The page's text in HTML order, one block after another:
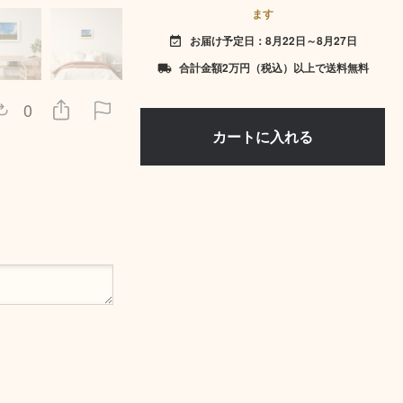
0
ます
event_available お届け予定日：8月22日～8月27日
local_shipping 合計金額2万円（税込）以上で送料無料